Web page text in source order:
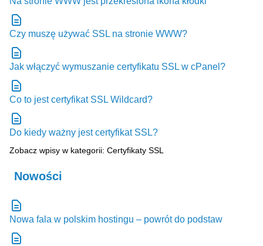
Czy muszę używać SSL na stronie WWW?
Jak włączyć wymuszanie certyfikatu SSL w cPanel?
Co to jest certyfikat SSL Wildcard?
Do kiedy ważny jest certyfikat SSL?
Zobacz wpisy w kategorii: Certyfikaty SSL
Nowości
Nowa fala w polskim hostingu – powrót do podstaw